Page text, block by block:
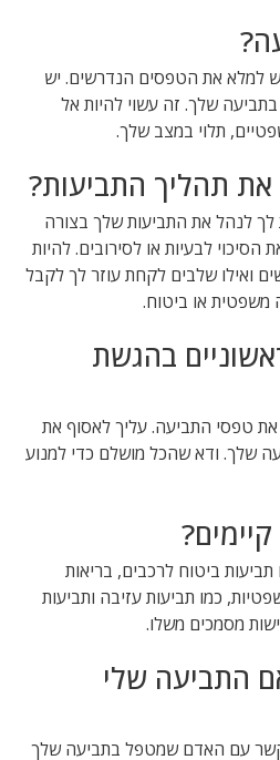
למלא את הטפסים הנדרשים. יש
שלך. זה עשוי להיות אל
תלוי במצב שלך.
תהליך התביעות?
לך לנהל את התביעות שלך בצורה
הסיכוי לבעיות או לסירובים. להיות
ואילו שלבים לקחת עוזר לך לקבל
משפטית או ביטוח.
בהגשת
את טפסי התביעה. עליך לאסוף את
שלך. ודא שהכל מושלם כדי למנוע
תביעות ביטוח לרכבים, בריאות
כמו תביעות עזיבה ותביעות
מסמכים משלו.
התביעה שלי
קשר עם האדם שמטפל בתביעה שלך